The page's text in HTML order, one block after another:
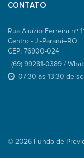
CONTATO
Rua Aluízio Ferreira nº
Centro - Ji-Paraná–RO
CEP: 76900-024
(69) 99281-0389 /
07:30 às 13:30 de
© 2026 Fundo de